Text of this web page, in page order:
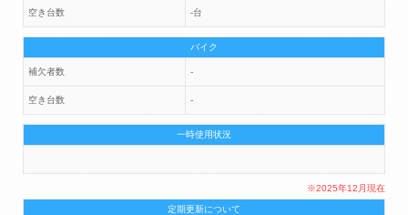
空き台数 -台
バイク
補欠者数 -
空き台数 -
一時使用状況
※2025年12月現在
定期更新について